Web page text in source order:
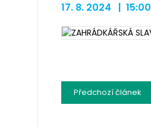
17. 8. 2024 | 15:00
Předchozíčlánek